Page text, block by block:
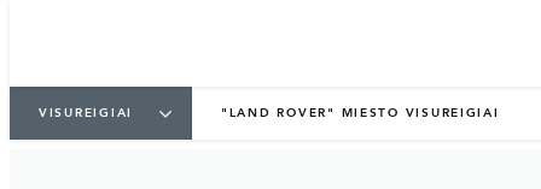
VISUREIGIAI "LAND ROVER" MIESTO VISUREIGIAI